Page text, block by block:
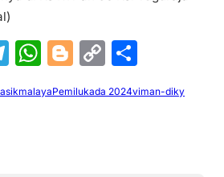
T
e
W
at
Bl
g
C
p ar
Pemilukada 2024viman-diky